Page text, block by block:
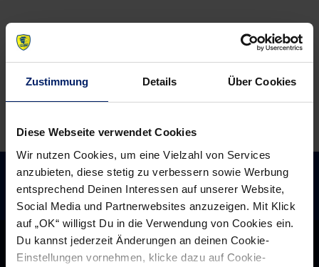
Zustimmung Details Über Cookies
Diese Webseite verwendet Cookies
Wir nutzen Cookies, um eine Vielzahl von Services
anzubieten, diese stetig zu verbessern sowie Werbung
entsprechend Deinen Interessen auf unserer Website,
Social Media und Partnerwebsites anzuzeigen. Mit Klick
auf „OK“ willigst Du in die Verwendung von Cookies ein.
Du kannst jederzeit Änderungen an deinen Cookie-
Einstellungen vornehmen, klicke dazu auf Cookie-
Interview
Thorsten